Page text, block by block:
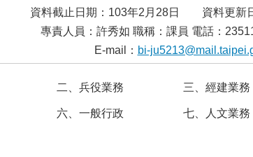
資料截止日期：103年2月28日 資料更新
專責人員：許秀如 職稱：課員 電話：
E-mail： bi-
二、兵役業務 三、經建業務
六、一般行政 七、人文業務